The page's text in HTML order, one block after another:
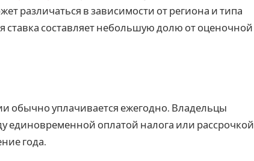
различаться в зависимости от региона и типа
составляет небольшую долю от оценочной
обычно уплачивается ежегодно. Владельцы
единовременной оплатой налога или рассрочкой
года.